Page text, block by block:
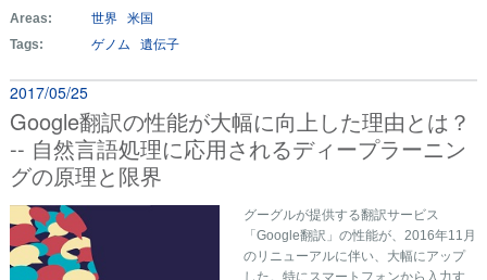
Areas:
世界
米国
Tags:
ゲノム 遺伝子
2017/05/25
Google翻訳の性能が大幅に向上した理由とは？
-- 自然言語処理に応用されるディープラーニン
グの原理と限界
グーグルが提供する翻訳サービス
「Google翻訳」の性能が、2016年11月
のリニューアルに伴い、大幅にアップ
した。特にスマートフォンから入力す